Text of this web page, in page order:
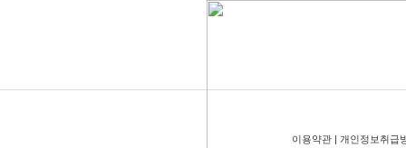
이용약관 | 개인정보취급